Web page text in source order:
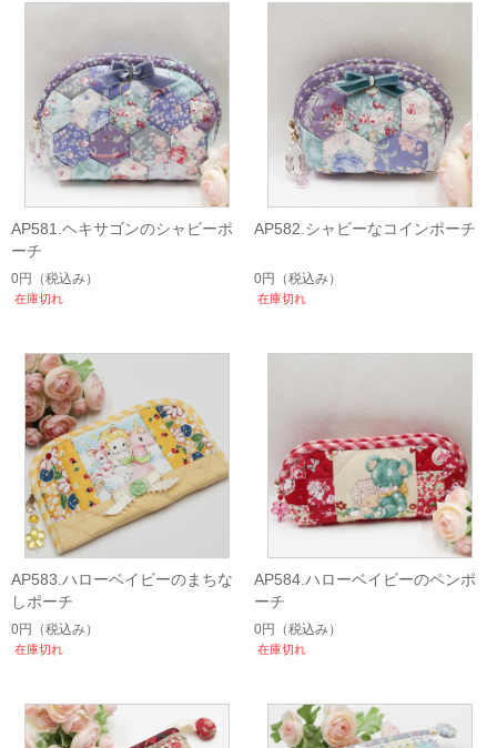
AP581.ヘキサゴンのシャビーポ
ーチ
0円 （税込み）
在庫切れ
AP582.シャビーなコインポーチ
0円 （税込み）
在庫切れ
AP583.ハローベイビーのまちな
しポーチ
0円 （税込み）
在庫切れ
AP584.ハローベイビーのペンポ
ーチ
0円 （税込み）
在庫切れ